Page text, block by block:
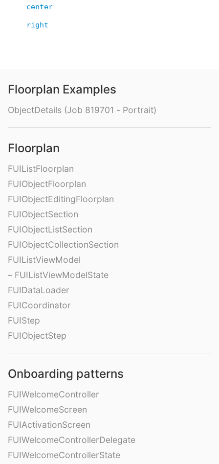
center
right
Floorplan Examples
ObjectDetails (Job 819701 - Portrait)
Floorplan
FUIListFloorplan
FUIObjectFloorplan
FUIObjectEditingFloorplan
FUIObjectSection
FUIObjectListSection
FUIObjectCollectionSection
FUIListViewModel
– FUIListViewModelState
FUIDataLoader
FUICoordinator
FUIStep
FUIObjectStep
Onboarding patterns
FUIWelcomeController
FUIWelcomeScreen
FUIActivationScreen
FUIWelcomeControllerDelegate
FUIWelcomeControllerState